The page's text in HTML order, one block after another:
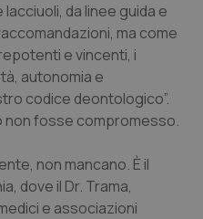
da linee guida e
ma come
e vincenti, i
autonomia e
codice deontologico”.
fosse compromesso.
non mancano. È il
dove il Dr. Trama,
e associazioni